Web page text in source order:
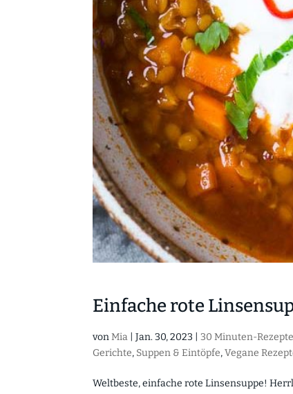
Einfache rote
vonMia |Jan. 30, 2023 |30 Minuten-Rezepte
Gerichte, Suppen & Eintöpfe,Vegane
Weltbeste, einfache rote Linsensuppe!